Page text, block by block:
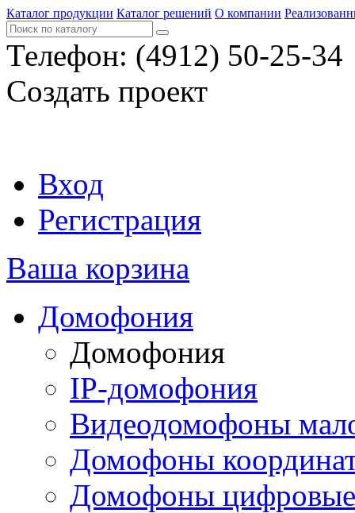
Каталог продукции Каталог решений О компании
Телефон: (4912) 50-25-34
Создать проект
Вход
Регистрация
Ваша корзина
Домофония
Домофония
IP-домофония
Видеодомофоны
Домофоны
Домофоны цифровые